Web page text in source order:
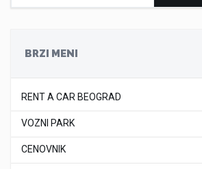
BRZI MENI
RENT A CAR BEOGRAD
VOZNI PARK
CENOVNIK